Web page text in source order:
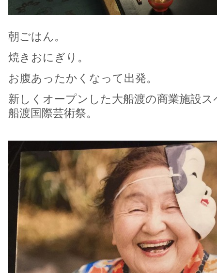
朝ごはん。
焼きおにぎり。
お腹あったかくなって出発。
新しくオープンした大船渡の商業施設
船渡国際芸術祭。